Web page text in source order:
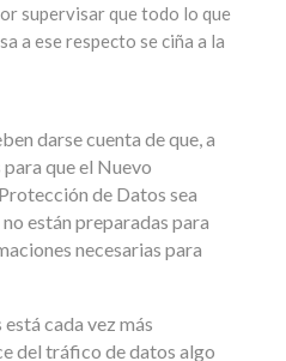
supervisar que todo lo que
a ese respecto se ciña a la
darse cuenta de que, a
que el Nuevo
de Datos sea
están preparadas para
necesarias para
cada vez más
del tráfico de datos algo